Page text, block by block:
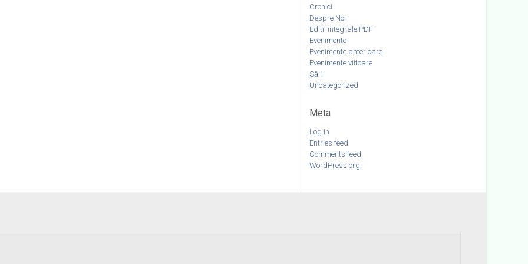
Cronici
Despre Noi
Editii integrale PDF
Evenimente
Evenimente anterioare
Evenimente viitoare
Săli
Uncategorized
Meta
Log in
Entries feed
Comments feed
WordPress.org